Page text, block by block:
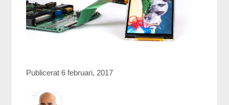
Publicerat 6 februari, 2017